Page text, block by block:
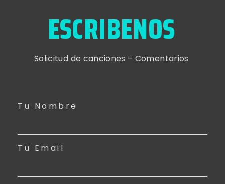
ESCRIBENOS
Solicitud de canciones – Comentarios
Tu Nombre
Tu Email